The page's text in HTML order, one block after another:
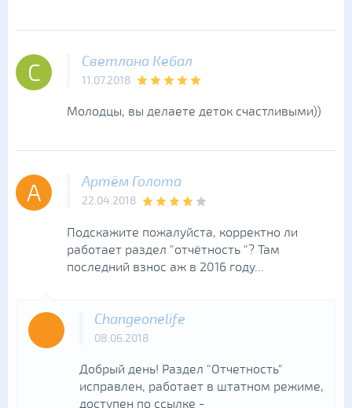
С Светлана Кебал
11.07.2018
Молодцы, вы делаете деток счастливыми))
А Артём Голота
22.04.2018
Подскажите пожалуйста, корректно ли
работает раздел "отчётность "? Там
последний взнос аж в 2016 году...
Changeonelife
08.06.2018
Добрый день! Раздел "Отчетность"
исправлен, работает в штатном режиме,
доступен по ссылке -